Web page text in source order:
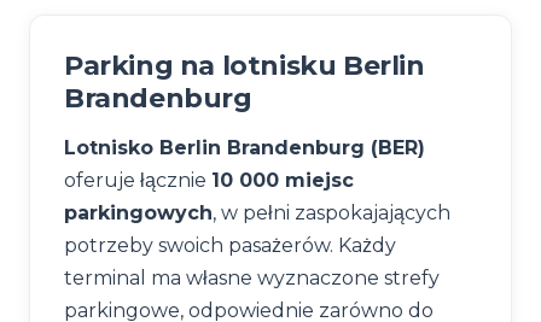
Parking na lotnisku Berlin
Brandenburg
Lotnisko Berlin Brandenburg (BER)
oferuje łącznie 10 000 miejsc
parkingowych, w pełni zaspokajających
potrzeby swoich pasażerów. Każdy
terminal ma własne wyznaczone strefy
parkingowe, odpowiednie zarówno do